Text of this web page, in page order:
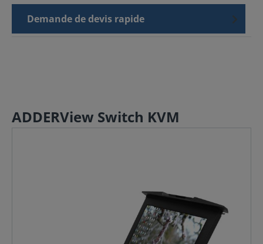
Demande de devis rapide
ADDERView Switch KVM